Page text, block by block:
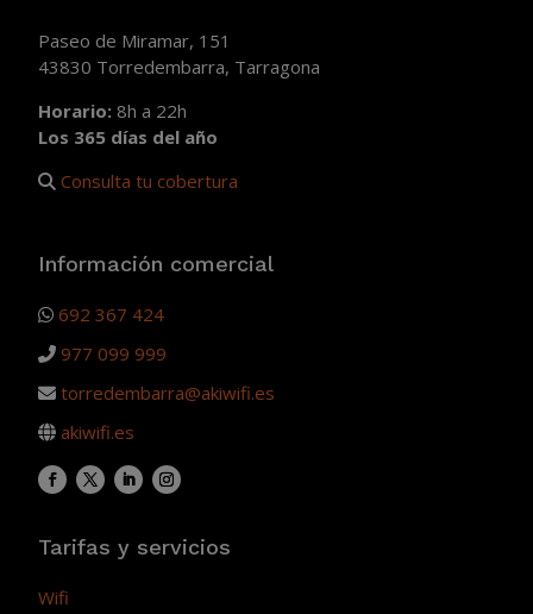
Paseo de Miramar, 151
43830 Torredembarra, Tarragona
Horario: 8h a 22h
Los 365 días del año
Consulta tu cobertura
Información comercial
692 367 424
977 099 999
torredembarra@akiwifi.es
akiwifi.es
Tarifas y servicios
Wifi